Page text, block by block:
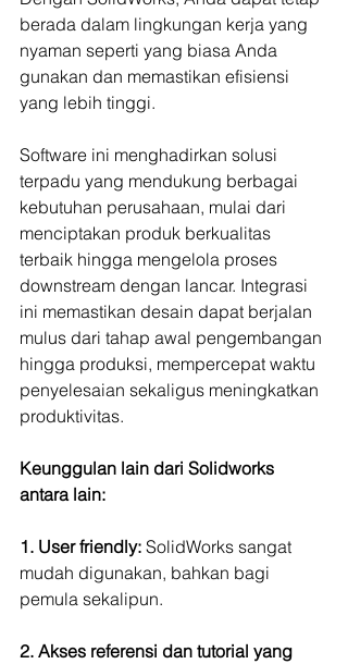
berada dalam lingkungan kerja yang
nyaman seperti yang biasa Anda
gunakan dan memastikan efisiensi
yang lebih tinggi.
Software ini menghadirkan solusi
terpadu yang mendukung berbagai
kebutuhan perusahaan, mulai dari
menciptakan produk berkualitas
terbaik hingga mengelola proses
downstream dengan lancar. Integrasi
ini memastikan desain dapat berjalan
mulus dari tahap awal pengembangan
hingga produksi, mempercepat waktu
penyelesaian sekaligus meningkatkan
produktivitas.
Keunggulan lain dari Solidworks
antara lain:
1. User friendly: SolidWorks sangat
mudah digunakan, bahkan bagi
pemula sekalipun.
2. Akses referensi dan tutorial yang